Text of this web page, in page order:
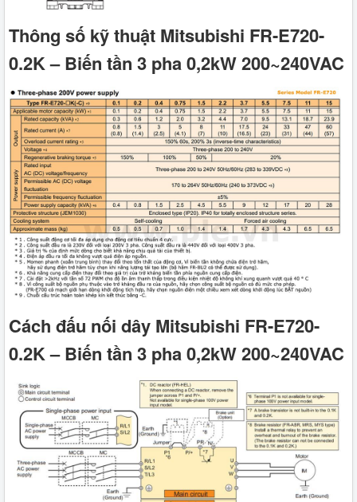
Thông số kỹ thuật Mitsubishi FR-E720-
0.2K – Biến tần 3 pha 0,2kW 200~240VAC
Cách đấu nối dây Mitsubishi FR-E720-
0.2K – Biến tần 3 pha 0,2kW 200~240VAC